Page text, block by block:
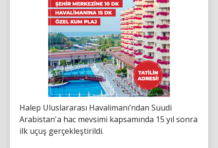
Halep Uluslararası Havalimanı’ndan Suudi
Arabistan'a hac mevsimi kapsamında 15 yıl sonra
ilk uçuş gerçekleştirildi.